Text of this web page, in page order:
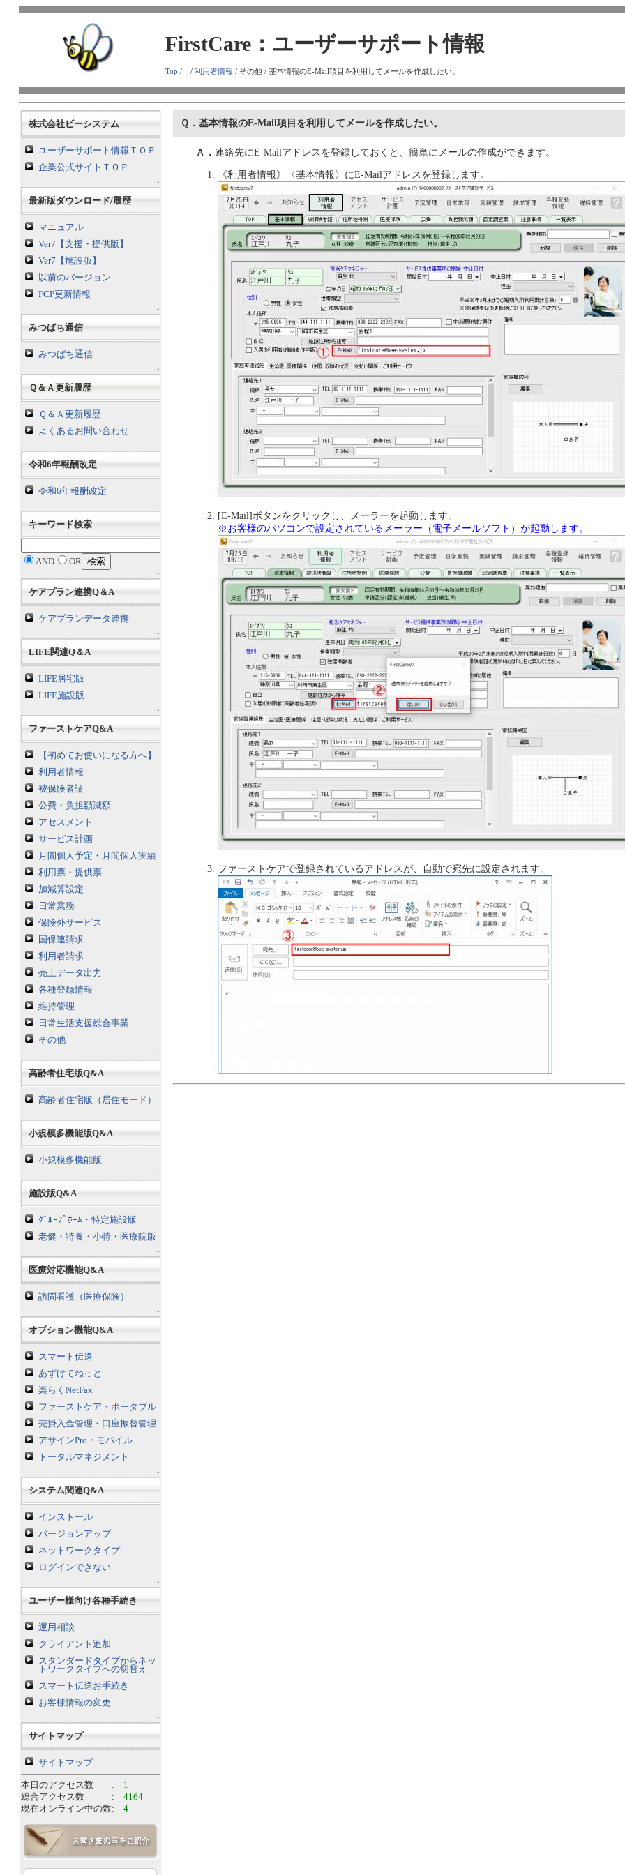
FirstCare：ユーザーサポート情報
Top / _ / 利用者情報 / その他 / 基本情報のE-Mail項目を利用してメールを作成したい。
株式会社ビーシステム
ユーザーサポート情報ＴＯＰ
企業公式サイトＴＯＰ
↑
最新版ダウンロード/履歴
マニュアル
Ver7【支援・提供版】
Ver7【施設版】
以前のバージョン
FCP更新情報
↑
みつばち通信
みつばち通信
↑
Ｑ＆Ａ更新履歴
Ｑ＆Ａ更新履歴
よくあるお問い合わせ
↑
令和6年報酬改定
令和6年報酬改定
↑
キーワード検索
AND OR
↑
ケアプラン連携Q＆A
ケアプランデータ連携
↑
LIFE関連Q＆A
LIFE居宅版
LIFE施設版
↑
ファーストケアQ&A
【初めてお使いになる方へ】
利用者情報
被保険者証
公費・負担額減額
アセスメント
サービス計画
月間個人予定・月間個人実績
利用票・提供票
加減算設定
日常業務
保険外サービス
国保連請求
利用者請求
売上データ出力
各種登録情報
維持管理
日常生活支援総合事業
その他
↑
高齢者住宅版Q&A
高齢者住宅版（居住モード）
↑
小規模多機能版Q&A
小規模多機能版
↑
施設版Q&A
ｸﾞﾙｰﾌﾟﾎｰﾑ・特定施設版
老健・特養・小特・医療院版
↑
医療対応機能Q&A
訪問看護（医療保険）
↑
オプション機能Q&A
スマート伝送
あずけてねっと
楽らくNetFax
ファーストケア・ポータブル
売掛入金管理・口座振替管理
アサインPro・モバイル
トータルマネジメント
↑
システム関連Q&A
インストール
バージョンアップ
ネットワークタイプ
ログインできない
↑
ユーザー様向け各種手続き
運用相談
クライアント追加
スタンダードタイプからネッ
トワークタイプへの切替え
スマート伝送お手続き
お客様情報の変更
↑
サイトマップ
サイトマップ
本日のアクセス数 : 1
総合アクセス数 : 4164
現在オンライン中の数: 4
Ｑ．基本情報のE-Mail項目を利用してメールを作成したい。
Ａ． 連絡先にE-Mailアドレスを登録しておくと、簡単にメールの作成ができます。
《利用者情報》〈基本情報〉にE-Mailアドレスを登録します。
[E-Mail]ボタンをクリックし、メーラーを起動します。
※お客様のパソコンで設定されているメーラー（電子メールソフト）が起動します。
ファーストケアで登録されているアドレスが、自動で宛先に設定されます。